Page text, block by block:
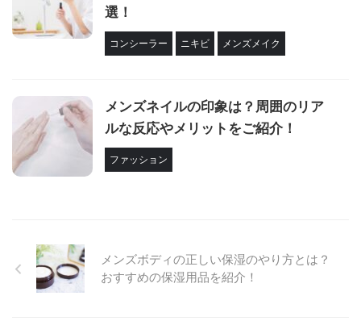
選！
コンシーラー ニキビ メンズメイク
メンズネイルの印象は？周囲のリア
ルな反応やメリットをご紹介！
ファッション
メンズボディの正しい保湿のやり方とは？
おすすめの保湿用品を紹介！